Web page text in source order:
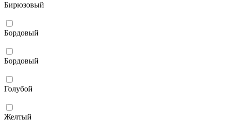
Бирюзовый
Бордовый
Бордовый
Голубой
Желтый